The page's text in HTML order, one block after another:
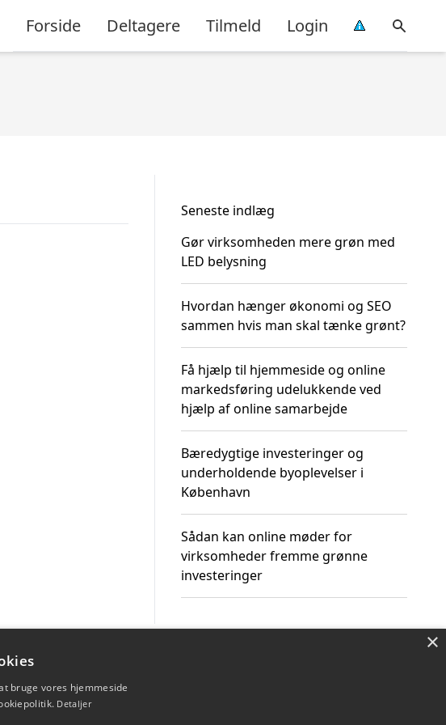
Forside Deltagere Tilmeld Login
Seneste indlæg
Gør virksomheden mere grøn med
LED belysning
Hvordan hænger økonomi og SEO
sammen hvis man skal tænke grønt?
Få hjælp til hjemmeside og online
markedsføring udelukkende ved
hjælp af online samarbejde
Bæredygtige investeringer og
underholdende byoplevelser i
København
Sådan kan online møder for
virksomheder fremme grønne
investeringer
×
bruge vores hjemmeside
Detaljer